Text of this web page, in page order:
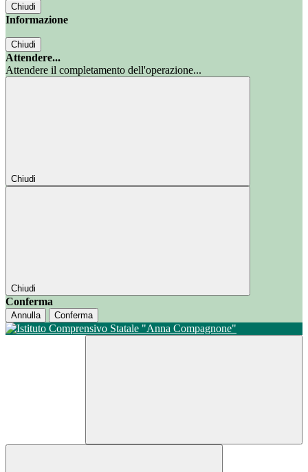
Chiudi
Informazione
Chiudi
Attendere...
Attendere il completamento dell'operazione...
Chiudi
Chiudi
Conferma
Annulla Conferma